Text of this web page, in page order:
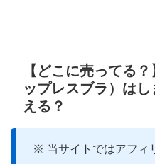
【どこに売ってる
ップレスブラ）は
える？
※ 当サイトではアフィ